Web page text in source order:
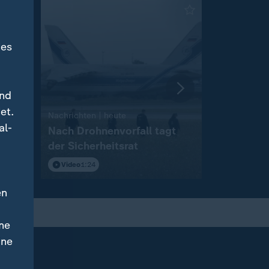
Nachrichten | heute
Nach Drohnenvorfall tagt
der Sicherheitsrat
Video 1:24